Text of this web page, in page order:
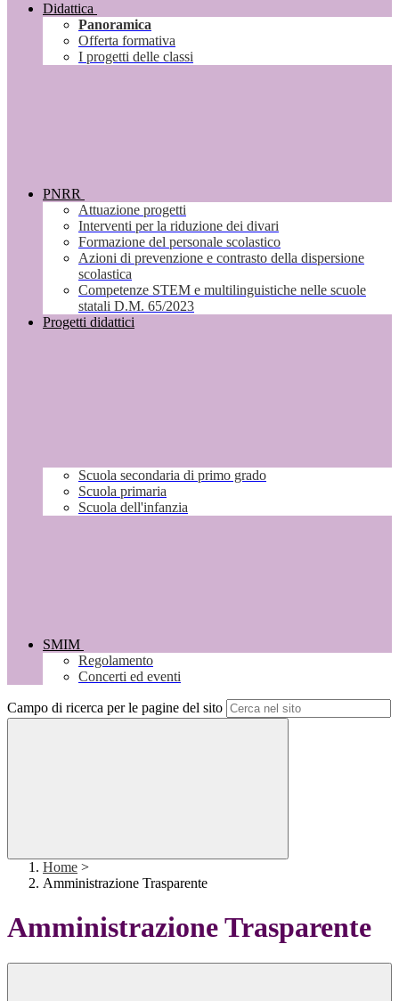
Didattica
Panoramica
Offerta formativa
I progetti delle classi
PNRR
Attuazione progetti
Interventi per la riduzione dei divari
Formazione del personale scolastico
Azioni di prevenzione e contrasto della dispersione
scolastica
Competenze STEM e multilinguistiche nelle scuole
statali D.M. 65/2023
Progetti didattici
Scuola secondaria di primo grado
Scuola primaria
Scuola dell'infanzia
SMIM
Regolamento
Concerti ed eventi
Campo di ricerca per le pagine del sito
Home >
Amministrazione Trasparente
Amministrazione Trasparente